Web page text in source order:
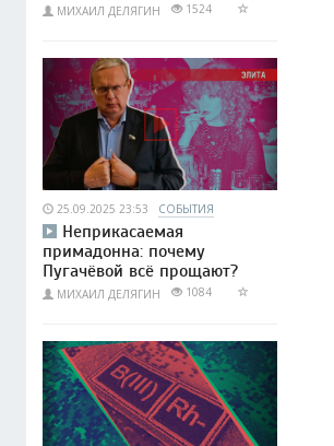
МИХАИЛ ДЕЛЯГИН 1524
25.09.2025 23:53 СОБЫТИЯ
Неприкасаемая
примадонна: почему
Пугачёвой всё прощают?
МИХАИЛ ДЕЛЯГИН 1084